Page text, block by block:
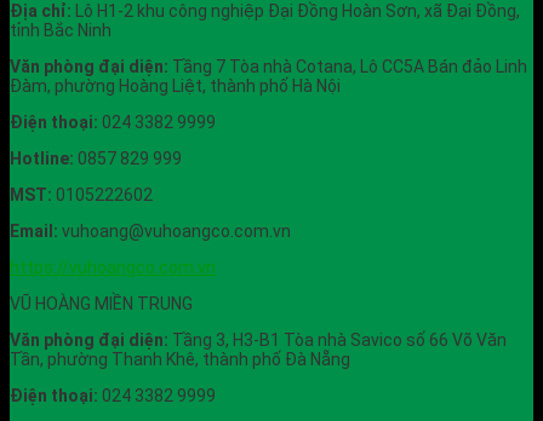
Địa chỉ: Lô H1-2 khu công nghiệp Đại Đồng Hoàn Sơn, xã Đại Đồng,
tỉnh Bắc Ninh
Văn phòng đại diện: Tầng 7 Tòa nhà Cotana, Lô CC5A Bán đảo Linh
Đàm, phường Hoàng Liệt, thành phố Hà Nội
Điện thoại: 024 3382 9999
Hotline: 0857 829 999
MST: 0105222602
Email: vuhoang@vuhoangco.com.vn
https://vuhoangco.com.vn
VŨ HOÀNG MIỀN TRUNG
Văn phòng đại diện: Tầng 3, H3-B1 Tòa nhà Savico số 66 Võ Văn
Tần, phường Thanh Khê, thành phố Đà Nẵng
Điện thoại: 024 3382 9999